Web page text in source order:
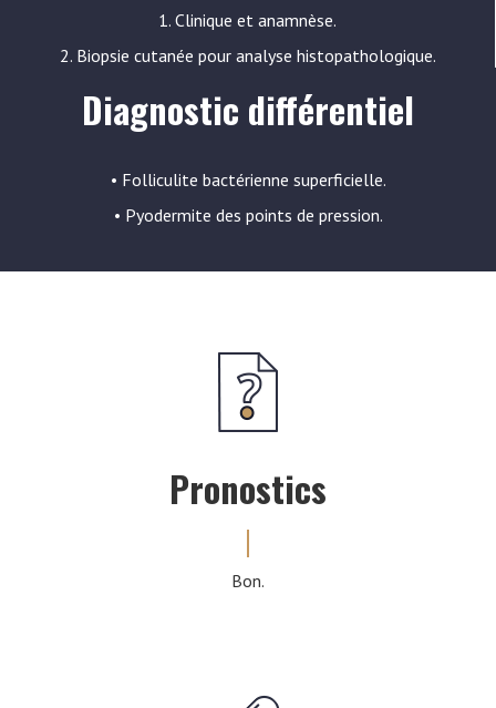
1. Clinique et anamnèse.
2. Biopsie cutanée pour analyse histopathologique.
Diagnostic différentiel
• Folliculite bactérienne superficielle.
• Pyodermite des points de pression.
Pronostics
Bon.